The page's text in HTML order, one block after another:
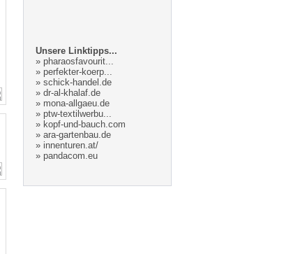
Unsere Linktipps...
» pharaosfavourit...
» perfekter-koerp...
» schick-handel.de
» dr-al-khalaf.de
» mona-allgaeu.de
» ptw-textilwerbu...
» kopf-und-bauch.com
» ara-gartenbau.de
» innenturen.at/
» pandacom.eu